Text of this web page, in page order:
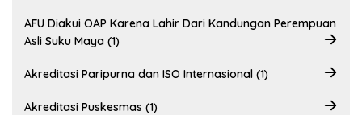
AFU Diakui OAP Karena Lahir Dari Kandungan Perempuan
Asli Suku Maya (1)
Akreditasi Paripurna dan ISO Internasional (1)
Akreditasi Puskesmas (1)